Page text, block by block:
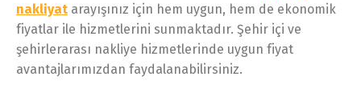
nakliyat arayışınız için hem uygun, hem de ekonomik
fiyatlar ile hizmetlerini sunmaktadır. Şehir içi ve
şehirlerarası nakliye hizmetlerinde uygun fiyat
avantajlarımızdan faydalanabilirsiniz.